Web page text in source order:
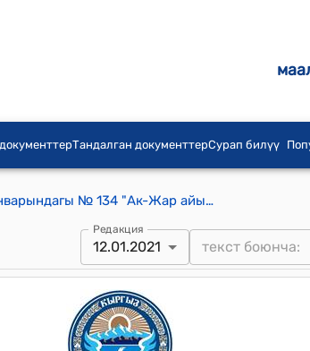
Тандалган документтерСурап билүү
Ак-Жар айылдык кеңешинин 2021-жылдын 12-январындагы № 134 "Ак-Жар айыл аймагынын айыл өкмөтүнүн 2021-жылга карата бюджетин бекитүү жана 2022-2023-жылдарга карата болжолдуу сметалык планын бекитүү жөнүндө" токтому
Редакция
12.01.2021